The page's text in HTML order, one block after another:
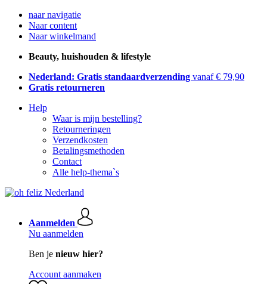
naar navigatie
Naar content
Naar winkelmand
Beauty, huishouden & lifestyle
Nederland: Gratis standaardverzending vanaf € 79,90
Gratis retourneren
Help
Waar is mijn bestelling?
Retourneringen
Verzendkosten
Betalingsmethoden
Contact
Alle help-thema`s
Aanmelden
Nu aanmelden
Ben je nieuw hier?
Account aanmaken